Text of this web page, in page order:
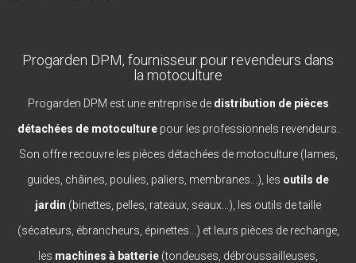
Progarden DPM, fournisseur pour revendeurs dans
la motoculture
Progarden DPM est une entreprise de distribution de pièces
détachées de motoculturepour les professionnels revendeurs.
Son offre recouvre les pièces détachées de motoculture (lames,
guides, châines, poulies, paliers, membranes...), les outils de
jardin (binettes, pelles, rateaux, seaux...), les outils de taille
(sécateurs, ébrancheurs, épinettes...) et leurs pièces de rechange,
les machines à batterie (tondeuses, débroussailleuses,